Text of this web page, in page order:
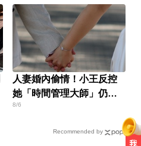
人妻婚內偷情！小王反控
她「時間管理大師」仍賠
30萬
8/6
Recommended by